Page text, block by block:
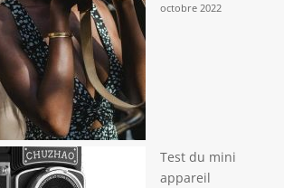
octobre 2022
Test du mini
appareil